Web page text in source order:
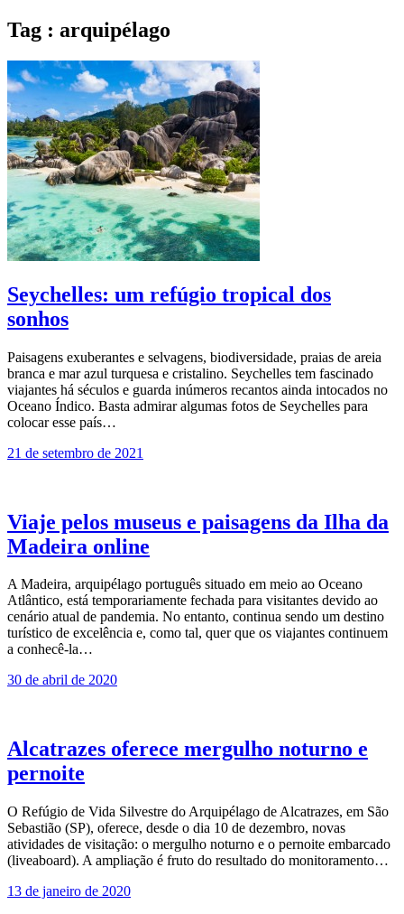
Tag : arquipélago
Seychelles: um refúgio tropical dos
sonhos
Paisagens exuberantes e selvagens, biodiversidade, praias de areia
branca e mar azul turquesa e cristalino. Seychelles tem fascinado
viajantes há séculos e guarda inúmeros recantos ainda intocados no
Oceano Índico. Basta admirar algumas fotos de Seychelles para
colocar esse país…
21 de setembro de 2021
Viaje pelos museus e paisagens da Ilha da
Madeira online
A Madeira, arquipélago português situado em meio ao Oceano
Atlântico, está temporariamente fechada para visitantes devido ao
cenário atual de pandemia. No entanto, continua sendo um destino
turístico de excelência e, como tal, quer que os viajantes continuem
a conhecê-la…
30 de abril de 2020
Alcatrazes oferece mergulho noturno e
pernoite
O Refúgio de Vida Silvestre do Arquipélago de Alcatrazes, em São
Sebastião (SP), oferece, desde o dia 10 de dezembro, novas
atividades de visitação: o mergulho noturno e o pernoite embarcado
(liveaboard). A ampliação é fruto do resultado do monitoramento…
13 de janeiro de 2020